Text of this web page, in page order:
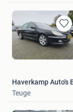
in
Mijn
Haverkamp Auto's
Teuge